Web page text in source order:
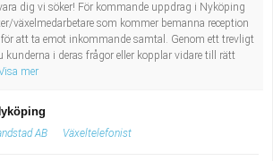
dig vi söker! För kommande uppdrag i Nyköping
växelmedarbetare som kommer bemanna reception
att ta emot inkommande samtal. Genom ett trevligt
kunderna i deras frågor eller kopplar vidare till rätt
mer
AB Växeltelefonist